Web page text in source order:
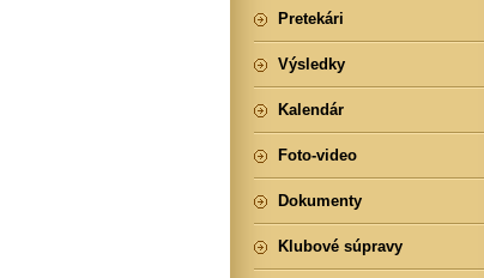
Pretekári
Výsledky
Kalendár
Foto-video
Dokumenty
Klubové súpravy